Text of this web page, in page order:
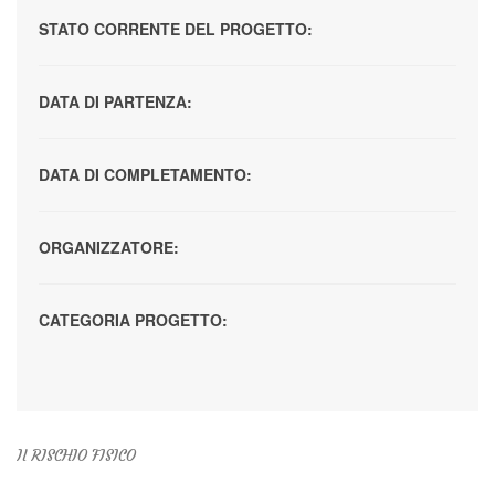
STATO CORRENTE DEL PROGETTO:
DATA DI PARTENZA:
DATA DI COMPLETAMENTO:
ORGANIZZATORE:
CATEGORIA PROGETTO:
Il RISCHIO FISICO